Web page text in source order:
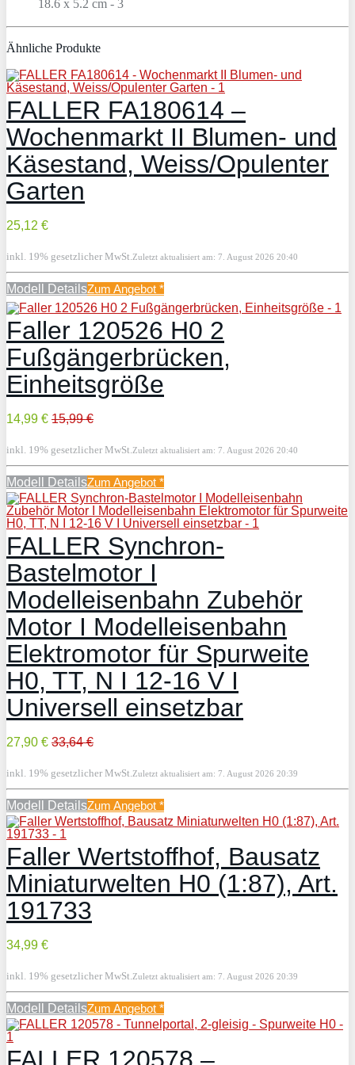
Ähnliche Produkte
FALLER FA180614 –
Wochenmarkt II Blumen- und
Käsestand, Weiss/Opulenter
Garten
25,12 €
inkl. 19% gesetzlicher MwSt. Zuletzt aktualisiert am: 7. August 2026 20:40
Modell DetailsZum Angebot *
Faller 120526 H0 2
Fußgängerbrücken,
Einheitsgröße
14,99 € 15,99 €
inkl. 19% gesetzlicher MwSt. Zuletzt aktualisiert am: 7. August 2026 20:40
Modell DetailsZum Angebot *
FALLER Synchron-
Bastelmotor I
Modelleisenbahn Zubehör
Motor I Modelleisenbahn
Elektromotor für Spurweite
H0, TT, N I 12-16 V I
Universell einsetzbar
27,90 € 33,64 €
inkl. 19% gesetzlicher MwSt. Zuletzt aktualisiert am: 7. August 2026 20:39
Modell DetailsZum Angebot *
Faller Wertstoffhof, Bausatz
Miniaturwelten H0 (1:87), Art.
191733
34,99 €
inkl. 19% gesetzlicher MwSt. Zuletzt aktualisiert am: 7. August 2026 20:39
Modell DetailsZum Angebot *